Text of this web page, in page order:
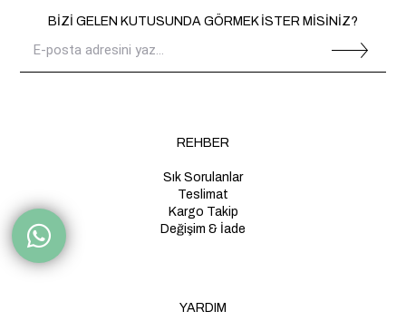
BİZİ GELEN KUTUSUNDA GÖRMEK İSTER MİSİNİZ?
REHBER
Sık Sorulanlar
Teslimat
Kargo Takip
Değişim & İade
YARDIM